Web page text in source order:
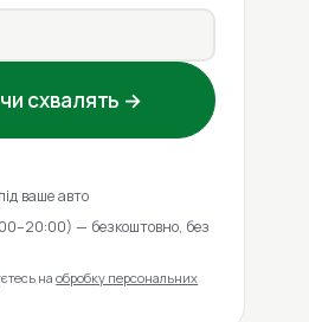
схвалять →
ваше авто
— безкоштовно, без
наобробку персональних